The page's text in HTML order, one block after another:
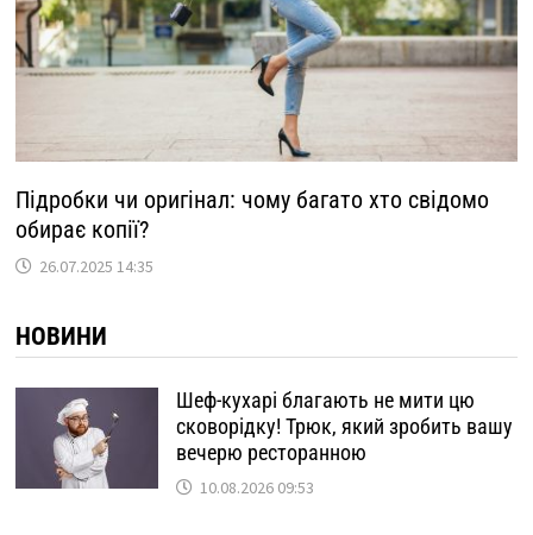
Підробки чи оригінал: чому багато хто свідомо
обирає копії?
26.07.2025 14:35
НОВИНИ
Шеф-кухарі благають не мити цю
сковорідку! Трюк, який зробить вашу
вечерю ресторанною
10.08.2026 09:53